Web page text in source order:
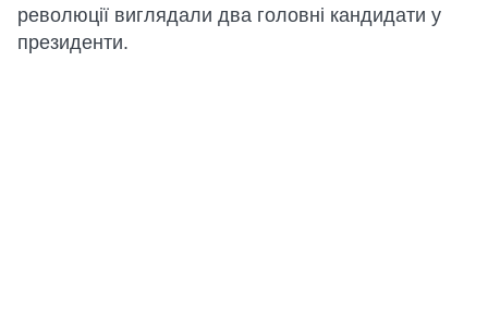
революції виглядали два головні кандидати у
президенти.